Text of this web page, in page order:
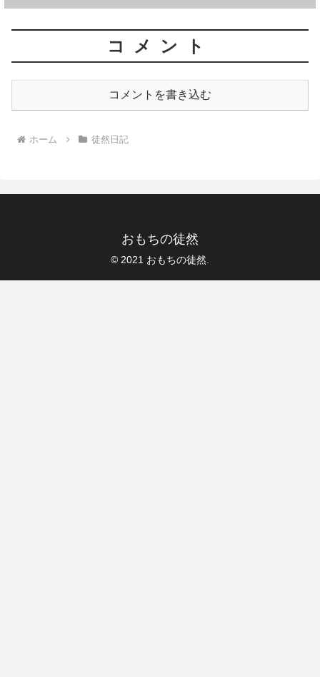
コメント
コメントを書き込む
ホーム 徒然日記
おもちの徒然
© 2021 おもちの徒然.